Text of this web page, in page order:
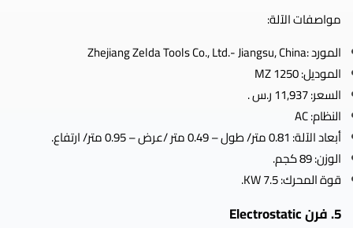
مواصفات الآلة:
المورد :Zhejiang Zelda Tools Co., Ltd.- Jiangsu, China
الموديل: MZ 1250
السعر: 11,937 ر.س .
النظام: AC
أبعاد الآلة: 0.81 متر/ طول – 0.49 متر /عرض – 0.95 متر/ ارتفاع.
الوزن: 89 كجم.
قوة المحرك: 7.5 KW.
5. فرن Electrostatic